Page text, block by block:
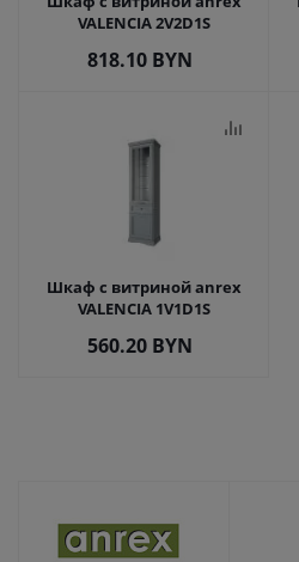
VALENCIA 2V2D1S
818.10 BYN
Шкаф с витриной anrex
VALENCIA 1V1D1S
560.20 BYN